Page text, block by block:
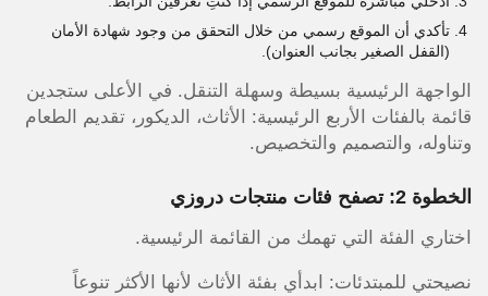
تأكدي أن الموقع رسمي من خلال التحقق من وجود شهادة الأمان
(القفل الصغير بجانب العنوان).
الواجهة الرئيسية بسيطة وسهلة التنقل. في الأعلى ستجدين
قائمة بالفئات الأربع الرئيسية: الأثاث، الديكور، تقديم الطعام
وتناوله، والتصميم والتخصيص.
الخطوة 2: تصفح فئات منتجات دروزي
اختاري الفئة التي تهمك من القائمة الرئيسية.
نصيحتي للمبتدئات: ابدأي بفئة الأثاث لأنها الأكثر تنوعاً